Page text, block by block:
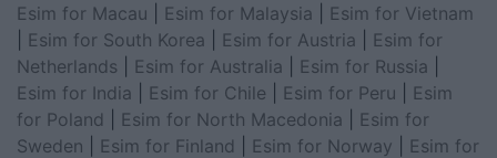
Esim for Macau
Esim for Malaysia
Esim for Vietnam
Esim for South Korea Esim for Austria
Esim for
Netherlands
Esim for Australia Esim for Russia
Esim for India
Esim for Chile Esim for Peru
Esim
for Poland
Esim for North Macedonia
Esim for
Sweden
Esim for Finland Esim for Norway
Esim for